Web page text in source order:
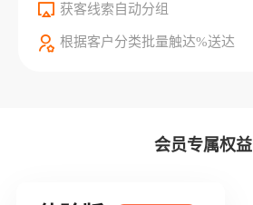
获客线索自动分组
根据客户分类批量触达%送达
会员专属权益